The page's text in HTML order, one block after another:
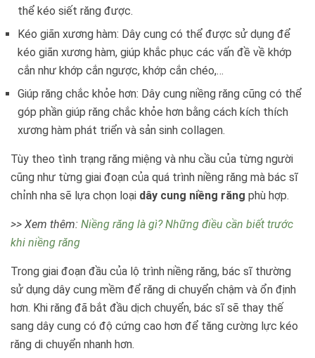
thể kéo siết răng được.
Kéo giãn xương hàm: Dây cung có thể được sử dụng để
kéo giãn xương hàm, giúp khắc phục các vấn đề về khớp
cắn như khớp cắn ngược, khớp cắn chéo,…
Giúp răng chắc khỏe hơn: Dây cung niềng răng cũng có thể
góp phần giúp răng chắc khỏe hơn bằng cách kích thích
xương hàm phát triển và sản sinh collagen.
Tùy theo tình trạng răng miệng và nhu cầu của từng người
cũng như từng giai đoạn của quá trình niềng răng mà bác sĩ
chỉnh nha sẽ lựa chọn loại dây cung niềng răng phù hợp.
>> Xem thêm: Niềng răng là gì? Những điều cần biết trước
khi niềng răng
Trong giai đoạn đầu của lộ trình niềng răng, bác sĩ thường
sử dụng dây cung mềm để răng di chuyển chậm và ổn định
hơn. Khi răng đã bắt đầu dịch chuyển, bác sĩ sẽ thay thế
sang dây cung có độ cứng cao hơn để tăng cường lực kéo
răng di chuyển nhanh hơn.